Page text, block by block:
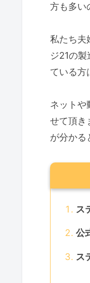
方も多い
私たち夫
ジ21の
ている方
ネットや
せて頂き
が分かる
ス
公
ス